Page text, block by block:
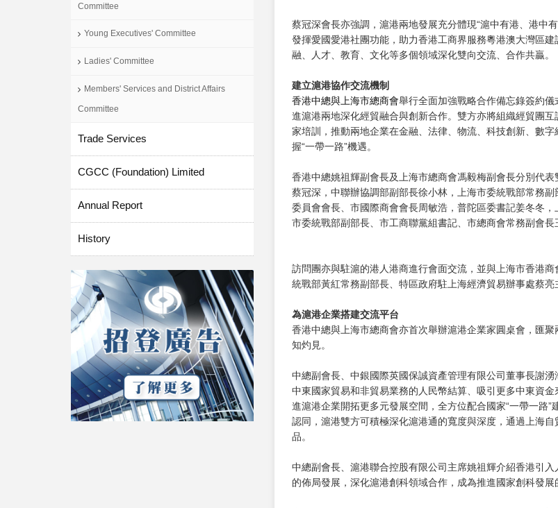
Committee
Young Executives' Committee
Ladies' Committee
Members' Services and District Affairs
Committee
Trade Services
CGCC (Foundation) Limited
Annual Report
History
蔡冠深會長亦強調，滬港兩地發展充分體現“滬中有港、港中
發揮愛國愛港社團功能，助力香港工商界服務粵港澳大灣區
融、人才、教育、文化等多個領域深化雙向交流、合作共贏。
建立滬港協作交流機制
香港中總與上海市總商會舉行全面加強戰略合作備忘錄簽約
進滬港兩地深化經貿融合與創新合作。雙方亦將組織經貿團
家培訓，推動兩地企業在金融、法律、物流、科技創新、數
握“一帶一路”機遇。
香港中總姚祖輝副會長及上海市總商會馮毅梅副會長分別代
蔡冠深，中聯辦協調部副部長徐小林，上海市委統戰部常務
委員會會長、市國際商會會長周敏浩，普陀區委書記姜冬冬
市委統戰部副部長、市工商聯黨組書記、市總商會常務副會長
訪問團亦與駐滬的港人港商進行會面交流，並與上海市香港
統戰部黃紅常務副部長、特區政府駐上海經濟貿易辦事處蔡亮
為滬港企業搭建交流平台
香港中總與上海市總商會亦首次舉辦滬港企業家圓桌會，匯
知灼見。
中總副會長、中銀國際英國保誠資產管理有限公司董事長謝
中東國家貿易和非貿易業務的人民幣結算、吸引更多中東資
進滬港企業開拓更多元發展空間，全方位配合國家“一帶一路
認同，滬港雙方可積極深化滬港通的寬度與深度，通過上海
品。
中總副會長、滬港聯合控股有限公司主席姚祖輝介紹香港引
的佈局發展，深化滬港創科領域合作，成為推進國家創科發展